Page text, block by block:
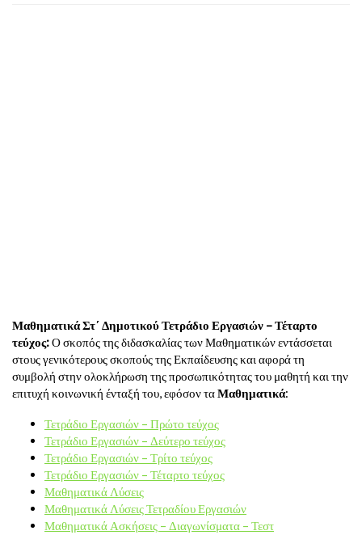
Μαθηματικά Στ΄ Δημοτικού Τετράδιο Εργασιών – Τέταρτο
τεύχος:Ο σκοπός της διδασκαλίας των Μαθηματικών εντάσσεται
στους γενικότερους σκοπούς της Εκπαίδευσης και αφορά τη
συμβολή στην ολοκλήρωση της προσωπικότητας του μαθητή και την
επιτυχή κοινωνική ένταξή του, εφόσον ταΜαθηματικά:
Τετράδιο Εργασιών – Πρώτο τεύχος
Τετράδιο Εργασιών – Δεύτερο τεύχος
Τετράδιο Εργασιών – Τρίτο τεύχος
Τετράδιο Εργασιών – Τέταρτο τεύχος
Μαθηματικά Λύσεις
Μαθηματικά Λύσεις Τετραδίου Εργασιών
Μαθηματικά Ασκήσεις – Διαγωνίσματα – Τεστ